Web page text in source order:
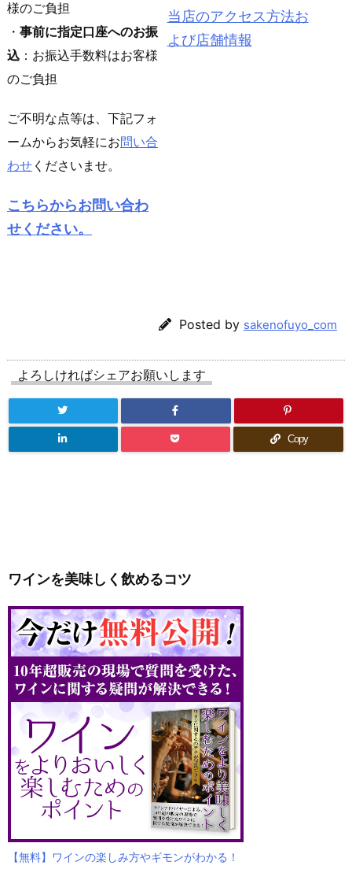
様のご負担
・ 事前に指定口座へのお振
込 ：お振込手数料はお客様
のご負担
ご不明な点等は、下記フォ
ームからお気軽にお問い合
わせ くださいませ。
こちらからお問い合わ
せください。
当店のアクセス方法お
よび店舗情報
Posted by sakenofuyo_com
よろしければシェアお願いします
Copy
ワインを美味しく飲めるコツ
【無料】ワインの楽しみ方やギモンがわかる！